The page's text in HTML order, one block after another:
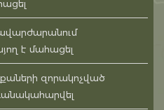
է մահացել
զորակոչված